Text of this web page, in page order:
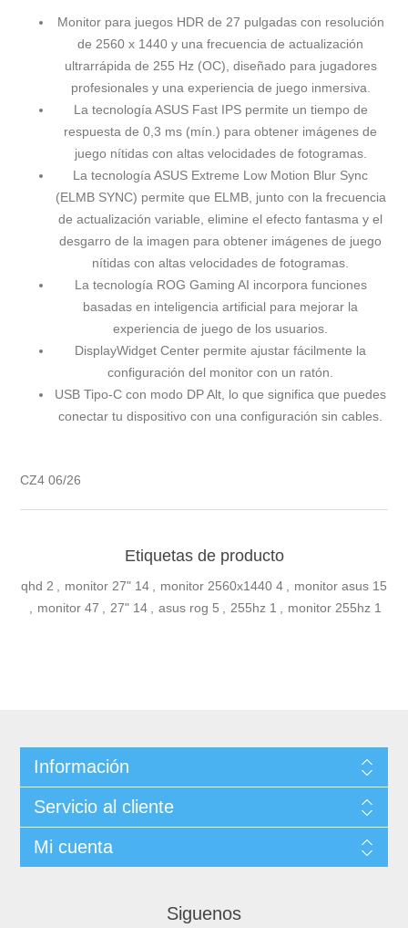
Monitor para juegos HDR de 27 pulgadas con resolución
de 2560 x 1440 y una frecuencia de actualización
ultrarrápida de 255 Hz (OC), diseñado para jugadores
profesionales y una experiencia de juego inmersiva.
La tecnología ASUS Fast IPS permite un tiempo de
respuesta de 0,3 ms (mín.) para obtener imágenes de
juego nítidas con altas velocidades de fotogramas.
La tecnología ASUS Extreme Low Motion Blur Sync
(ELMB SYNC) permite que ELMB, junto con la frecuencia
de actualización variable, elimine el efecto fantasma y el
desgarro de la imagen para obtener imágenes de juego
nítidas con altas velocidades de fotogramas.
La tecnología ROG Gaming AI incorpora funciones
basadas en inteligencia artificial para mejorar la
experiencia de juego de los usuarios.
DisplayWidget Center permite ajustar fácilmente la
configuración del monitor con un ratón.
USB Tipo-C con modo DP Alt, lo que significa que puedes
conectar tu dispositivo con una configuración sin cables.
CZ4 06/26
Etiquetas de producto
qhd 2 monitor 27" 14 monitor 2560x1440 4 monitor asus 15
monitor 47 27" 14 asus rog 5 255hz 1 monitor 255hz 1
Información
Servicio al cliente
Mi cuenta
Siguenos